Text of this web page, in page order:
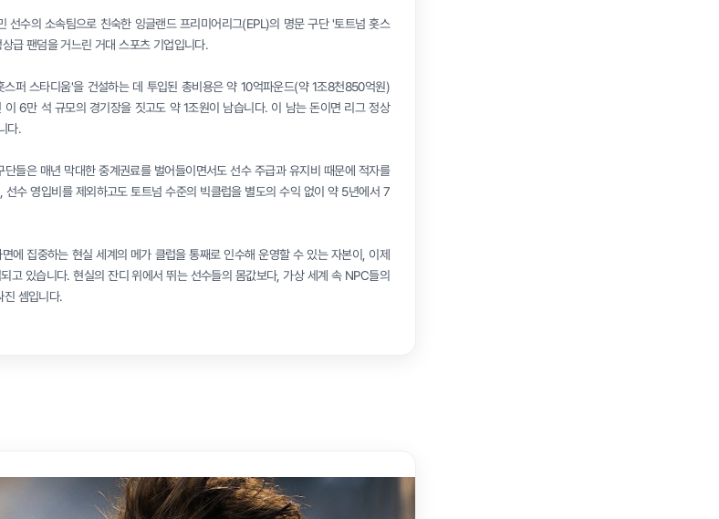
선수의 소속팀으로 친숙한 잉글랜드 프리미어리그(EPL)의 명문 구단 '토트넘 홋스
급 팬덤을 거느린 거대 스포츠 기업입니다.
퍼 스타디움'을 건설하는 데 투입된 총비용은 약 10억파운드(약 1조8천850억원)
6만 석 규모의 경기장을 짓고도 약 1조원이 남습니다. 이 남는 돈이면 리그 정상
다.
들은 매년 막대한 중계권료를 벌어들이면서도 선수 주급과 유지비 때문에 적자를
수 영입비를 제외하고도 토트넘 수준의 빅클럽을 별도의 수익 없이 약 5년에서 7
에 집중하는 현실 세계의 메가 클럽을 통째로 인수해 운영할 수 있는 자본이, 이제
고 있습니다. 현실의 잔디 위에서 뛰는 선수들의 몸값보다, 가상 세계 속 NPC들의
진 셈입니다.